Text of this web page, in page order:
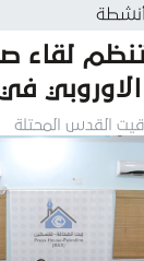
وأنشطة
لقاء
الاوروبي